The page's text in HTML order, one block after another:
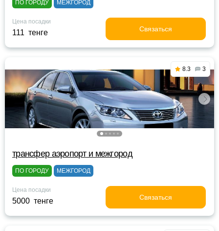
ПО ГОРОДУ МЕЖГОРОД
Цена посадки
111 тенге Связаться
8.3 3
трансфер аэропорт и межгород
ПО ГОРОДУ МЕЖГОРОД
Цена посадки
5000 тенге Связаться